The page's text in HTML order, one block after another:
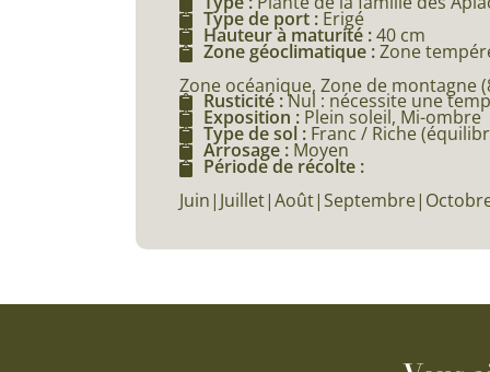
Type de port : Erigé
Hauteur à maturité :40 cm
Zone géoclimatique :Zone
Zone océanique, Zone de montagne
Rusticité :Nul : nécessite une
Exposition : Plein soleil, Mi-ombre
Type de sol : Franc / Riche
Arrosage : Moyen
Période de récolte :